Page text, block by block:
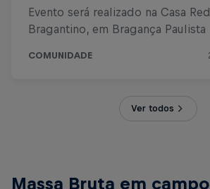
Ver todos
Massa Bruta em campo